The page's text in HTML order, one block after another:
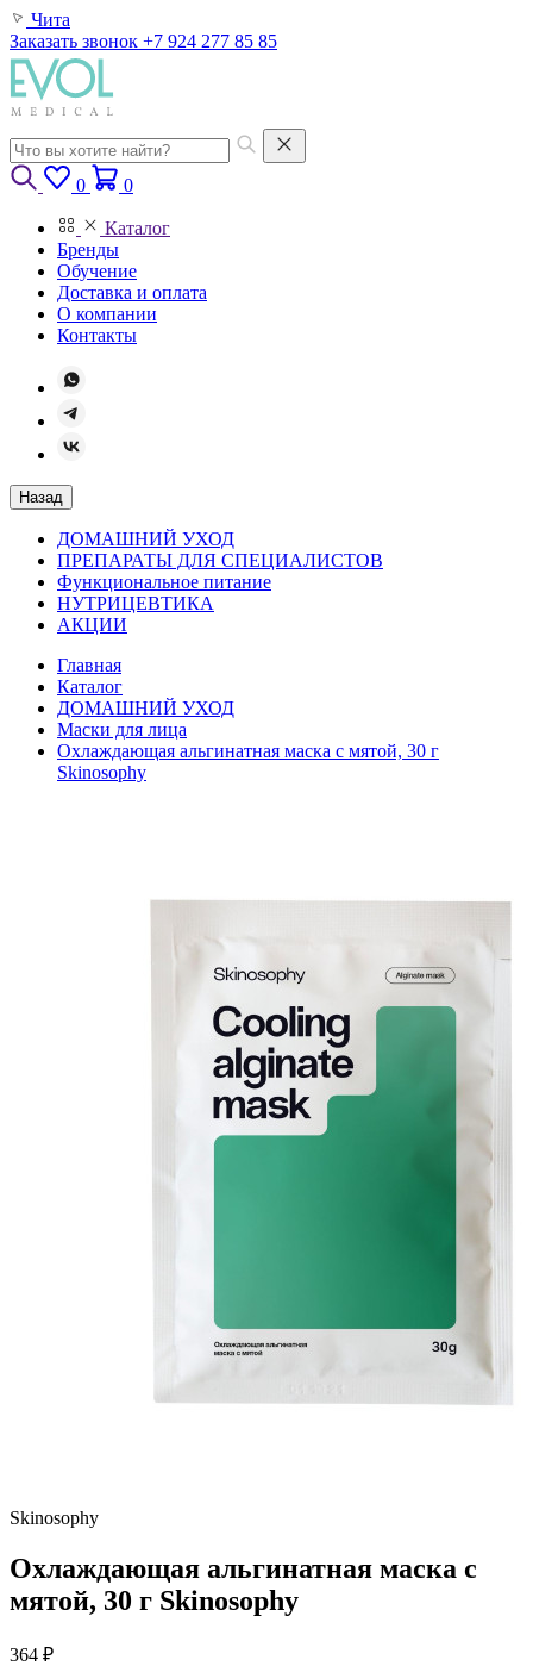
Чита
Заказать звонок +7 924 277 85 85
0 0
Каталог
Бренды
Обучение
Доставка и оплата
О компании
Контакты
Назад
ДОМАШНИЙ УХОД
ПРЕПАРАТЫ ДЛЯ СПЕЦИАЛИСТОВ
Функциональное питание
НУТРИЦЕВТИКА
АКЦИИ
Главная
Каталог
ДОМАШНИЙ УХОД
Маски для лица
Охлаждающая альгинатная маска с мятой, 30 г
Skinosophy
Skinosophy
Охлаждающая альгинатная маска с
мятой, 30 г Skinosophy
364 ₽